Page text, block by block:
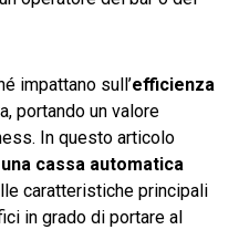
impattano sull’efficienza
portando un valore
In questo articolo
cassa automatica
caratteristiche principali
in grado di portare al